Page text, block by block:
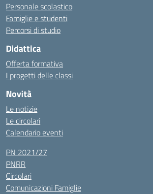
Personale scolastico
Famiglie e studenti
Percorsi di studio
Didattica
Offerta formativa
I progetti delle classi
Novità
Le notizie
Le circolari
Calendario eventi
PN 2021/27
PNRR
Circolari
Comunicazioni Famiglie